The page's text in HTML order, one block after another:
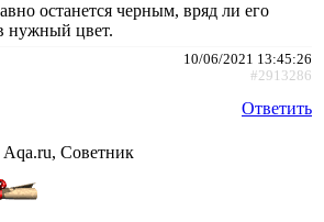
останется черным, вряд ли его
нужный цвет.
10/06/2021 13:45:26
#2913286
Ответить
Советник